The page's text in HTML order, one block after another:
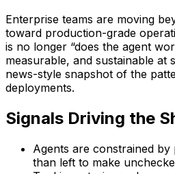
Enterprise teams are moving
toward production-grade
is no longer “does the agent
measurable, and sustainable at
news-style snapshot of the
deployments.
Signals Driving the
Agents are constrained
than left to make